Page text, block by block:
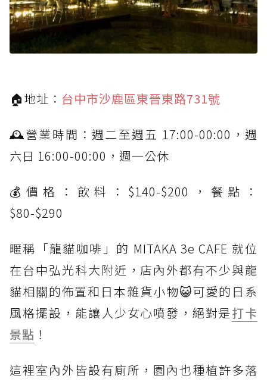
🏠地址： 台中市沙鹿區東晉東路731號
🕰營業時間：週二至週五 17:00-00:00，週
六日 16:00-00:00，週一公休
💰價格：飲料：$140-$200，餐點：
$80-$290
暱稱「龍貓咖啡」的 MITAKA 3e CAFE 就位
在台中弘光科大附近，店內外都有不少與龍
貓相關的佈置和日本雜貨小物😺可愛的日系
風格擺設，能讓人少女心噴發，絕對是打卡
景點 ！
這裡室內外皆設有廁所，園內也種植許多落